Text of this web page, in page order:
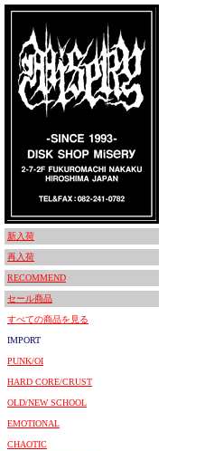
新入荷
再入荷
RECOMMEND
セール商品
すべての商品を見る
IMPORT
PUNK/OI
HARD CORE/CRUST
OLD/NEW SCHOOL
EMOTIONAL
CHAOTIC